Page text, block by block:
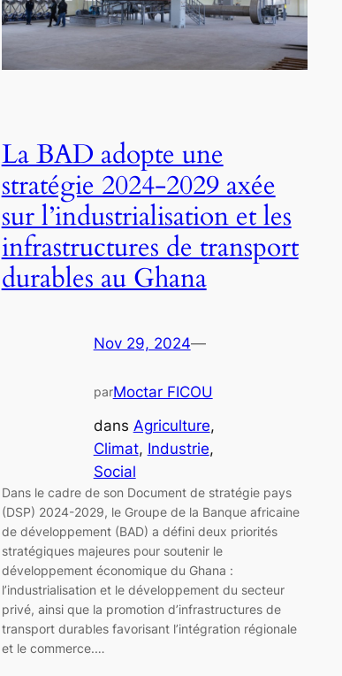
La BAD adopte une
stratégie 2024-2029 axée
sur l’industrialisation et les
infrastructures de transport
durables au Ghana
Nov 29, 2024—
parMoctar FICOU
dans Agriculture
Climat, Industrie
Social
Dans le cadre de son Document de stratégie pays
(DSP) 2024-2029, le Groupe de la Banque africaine
de développement (BAD) a défini deux priorités
stratégiques majeures pour soutenir le
développement économique du Ghana :
l’industrialisation et le développement du secteur
privé, ainsi que la promotion d’infrastructures de
transport durables favorisant l’intégration régionale
et le commerce.…